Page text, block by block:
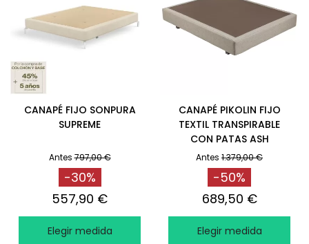
CANAPÉ FIJO SONPURA
SUPREME
Antes 797,00 €
-30%
557,90 €
Elegir medida
CANAPÉ PIKOLIN FIJO
TEXTIL TRANSPIRABLE
CON PATAS ASH
Antes 1.379,00 €
-50%
689,50 €
Elegir medida